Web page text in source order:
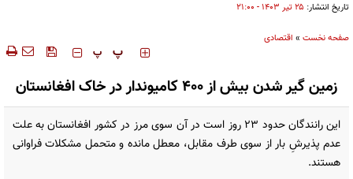
تاریخ انتشار: ۲۵ تير ۱۴۰۳ - ۲۱:۰۰
صفحه نخست » اقتصادی
‍‍‍ پ پ
زمین گیر شدن بیش از ۴۰۰ کامیوندار در خاک افغانستان
این رانندگان حدود ۲۳ روز است در آن سوی مرز در کشور افغانستان به علت
عدم پذیرشِ بار از سوی طرف مقابل، معطل مانده و متحمل مشکلات فراوانی
هستند.